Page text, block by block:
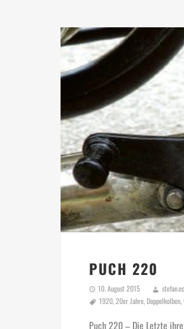
PUCH 220
10. August 2015
1920,20er Jahre, Doppelkolben,
Puch 220 – Die Letzte